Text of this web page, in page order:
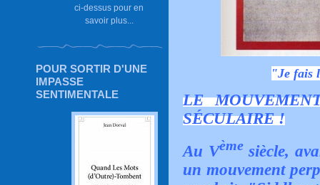
ci-dessus pour en
savoir plus...
POUR SORTIR D'UNE
IMPASSE
SENTIMENTALE
"Je fais
LE
SÉCULAIRE !
Au Vèmesiècle,
un mouvement